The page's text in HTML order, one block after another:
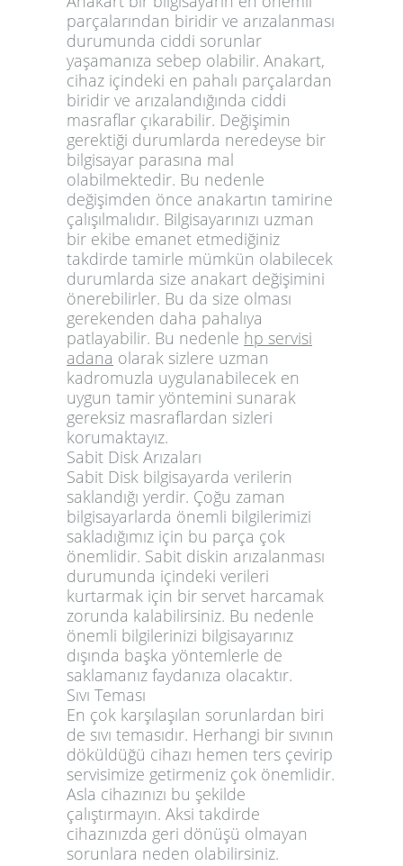
parçalarından biridir ve arızalanması
durumunda ciddi sorunlar
yaşamanıza sebep olabilir. Anakart,
cihaz içindeki en pahalı parçalardan
biridir ve arızalandığında ciddi
masraflar çıkarabilir. Değişimin
gerektiği durumlarda neredeyse bir
bilgisayar parasına mal
olabilmektedir. Bu nedenle
değişimden önce anakartın tamirine
çalışılmalıdır. Bilgisayarınızı uzman
bir ekibe emanet etmediğiniz
takdirde tamirle mümkün olabilecek
durumlarda size anakart değişimini
önerebilirler. Bu da size olması
gerekenden daha pahalıya
patlayabilir. Bu nedenle hp servisi
adana olarak sizlere uzman
kadromuzla uygulanabilecek en
uygun tamir yöntemini sunarak
gereksiz masraflardan sizleri
korumaktayız.
Sabit Disk Arızaları
Sabit Disk bilgisayarda verilerin
saklandığı yerdir. Çoğu zaman
bilgisayarlarda önemli bilgilerimizi
sakladığımız için bu parça çok
önemlidir. Sabit diskin arızalanması
durumunda içindeki verileri
kurtarmak için bir servet harcamak
zorunda kalabilirsiniz. Bu nedenle
önemli bilgilerinizi bilgisayarınız
dışında başka yöntemlerle de
saklamanız faydanıza olacaktır.
Sıvı Teması
En çok karşılaşılan sorunlardan biri
de sıvı temasıdır. Herhangi bir sıvının
döküldüğü cihazı hemen ters çevirip
servisimize getirmeniz çok önemlidir.
Asla cihazınızı bu şekilde
çalıştırmayın. Aksi takdirde
cihazınızda geri dönüşü olmayan
sorunlara neden olabilirsiniz.